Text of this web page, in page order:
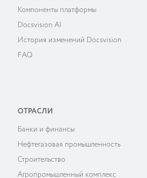
Компоненты платформы
Docsvision AI
История изменений Docsvision
FAQ
ОТРАСЛИ
Банки и финансы
Нефтегазовая промышленность
Строительство
Агропромышленный комплекс